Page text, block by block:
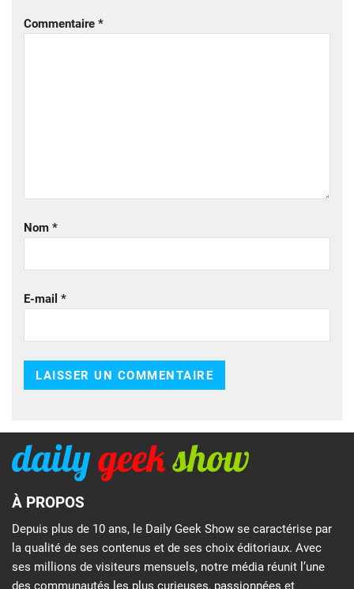
Commentaire *
Nom *
E-mail *
À PROPOS
Depuis plus de 10 ans, le Daily Geek Show se caractérise par
la qualité de ses contenus et de ses choix éditoriaux. Avec
ses millions de visiteurs mensuels, notre média réunit l’une
des communautés les plus curieuses, passionnées et